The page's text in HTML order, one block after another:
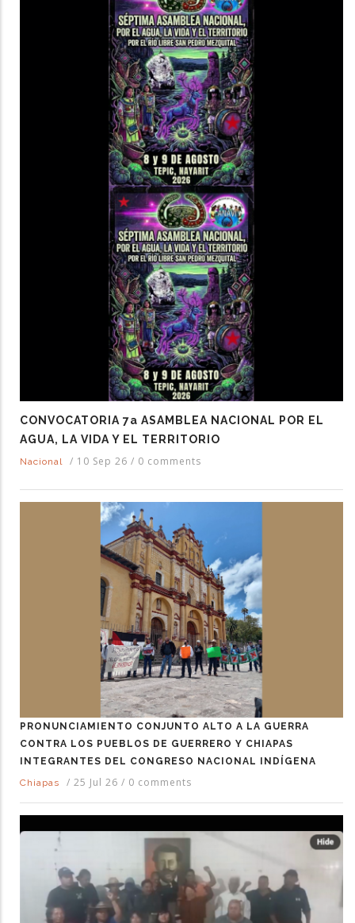
CONVOCATORIA 7a ASAMBLEA NACIONAL POR EL
AGUA, LA VIDA Y EL TERRITORIO
Nacional / 10 Sep 26 / 0 comments
PRONUNCIAMIENTO CONJUNTO ALTO A LA GUERRA
CONTRA LOS PUEBLOS DE GUERRERO Y CHIAPAS
INTEGRANTES DEL CONGRESO NACIONAL INDÍGENA
Chiapas
/ 25 Jul 26 / 0 comments